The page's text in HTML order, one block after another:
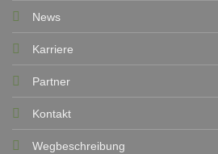
News
Karriere
Partner
Kontakt
Wegbeschreibung